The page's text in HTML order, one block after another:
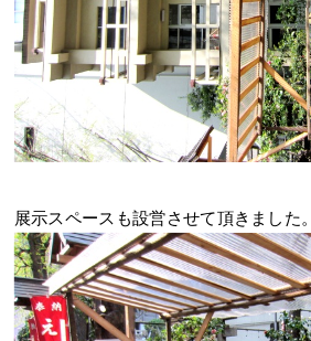
展示スペースも設営させて頂きました。